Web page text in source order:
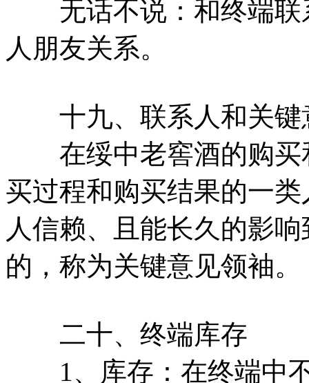
无话不说：和终端联
人朋友关系。
十九、联系人和关键
在绥中老窖酒的购买
买过程和购买结果的一
人信赖、且能长久的影
的，称为关键意见领袖。
二十、终端库存
1、库存：在终端中不